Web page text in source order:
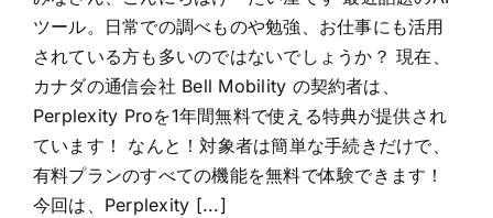
ツール。日常での調べものや勉強、お仕事にも活用
されている方も多いのではないでしょうか？ 現在、
カナダの通信会社 Bell Mobility の契約者は、
Perplexity Proを1年間無料で使える特典が提供され
ています！ なんと！対象者は簡単な手続きだけで、
有料プランのすべての機能を無料で体験できます！
今回は、Perplexity [...]